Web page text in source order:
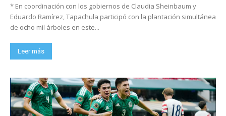
* En coordinación con los gobiernos de Claudia Sheinbaum y
Eduardo Ramírez, Tapachula participó con la plantación simultánea
de ocho mil árboles en este...
Leer más